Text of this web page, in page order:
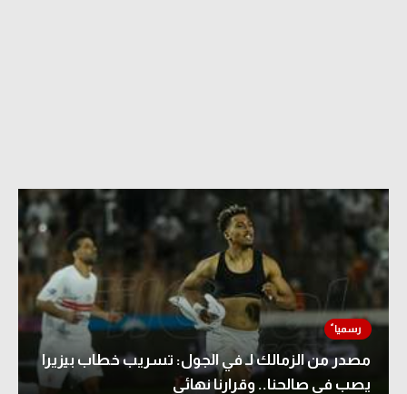
مصدر من الزمالك لـ في الجول: تسريب خطاب بيزيرا
يصب في صالحنا.. وقرارنا نهائي